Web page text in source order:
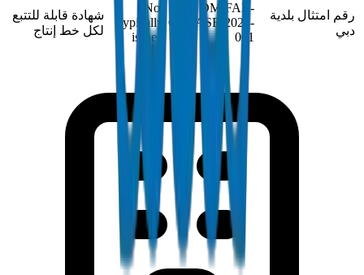
رقم امتثال بلدية
دبي
DM-FAB-
GREASE-2024-
001
Not
typically
issued
شهادة قابلة للتتبع
لكل خط إنتاج